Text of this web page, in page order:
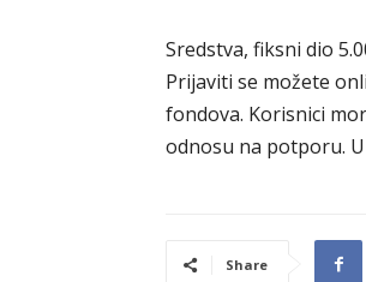
Sredstva, fiksni dio
Prijaviti se možete
fondova. Korisnici
odnosu na potporu.
Share